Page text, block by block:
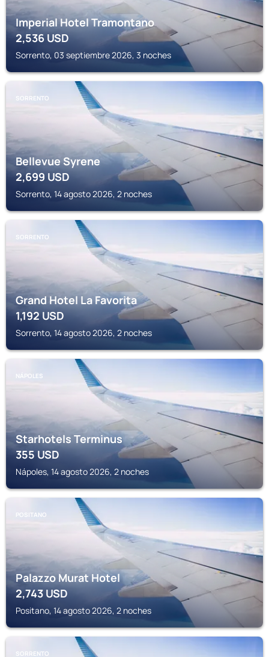
Imperial Hotel Tramontano
2,536 USD
Sorrento, 03 septiembre 2026, 3 noches
SORRENTO
Bellevue Syrene
2,699 USD
Sorrento, 14 agosto 2026, 2 noches
SORRENTO
Grand Hotel La Favorita
1,192USD
Sorrento, 14 agosto 2026, 2 noches
NÁPOLES
Starhotels Terminus
355USD
Nápoles, 14 agosto 2026, 2 noches
POSITANO
Palazzo Murat Hotel
2,743 USD
Positano, 14 agosto 2026, 2 noches
SORRENTO